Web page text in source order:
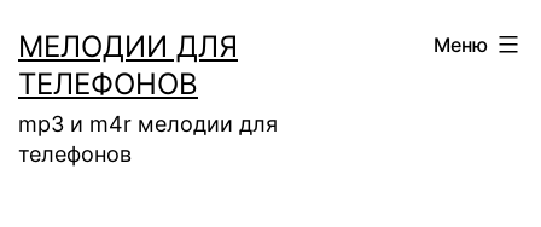
содержимому
МЕЛОДИИ ДЛЯ
ТЕЛЕФОНОВ
mp3 и m4r мелодии для
телефонов
Меню